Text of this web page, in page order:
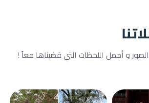
و أجمل اللحظات التي قضيناها معاً !